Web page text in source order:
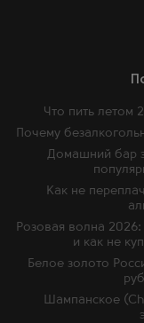
Что пить летом
Почему
Домашний бар
Как не
Розовая волна
и как не
Белое золото
Шампанское